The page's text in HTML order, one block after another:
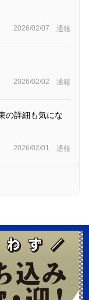
2026/02/07 通報
2026/02/02 通報
の詳細も気にな
2026/02/01 通報